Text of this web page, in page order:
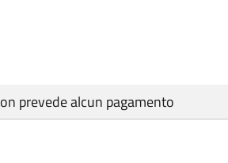
prevede alcun pagamento